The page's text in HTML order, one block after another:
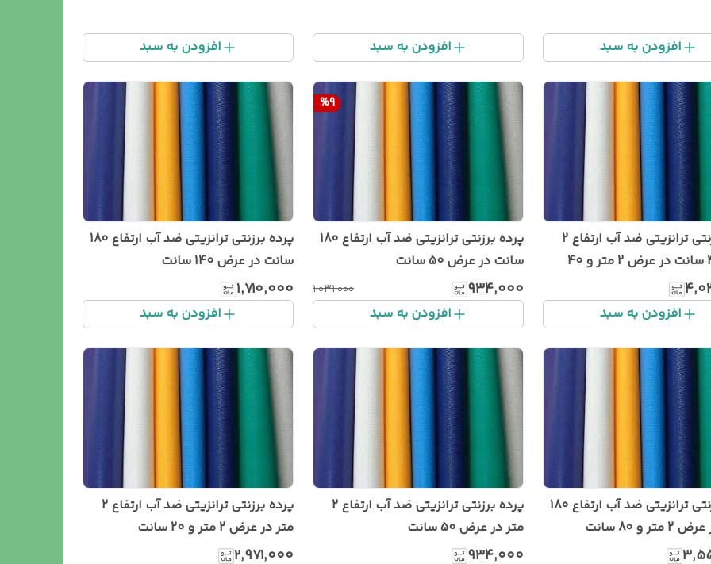
افزودن به سبد افزودن به سبد افزودن به سبد
پرده برزنتی ترانزیتی ضد آب ارتفاع 2
متر و 40 سانت در عرض 2 متر و 40
افزودن به سبد
%9
پرده برزنتی ترانزیتی ضد آب ارتفاع 180
سانت در عرض 50 سانت
۹۳۴٬۰۰۰ ۱٬۰۳۱٬۰۰۰
افزودن به سبد
پرده برزنتی ترانزیتی ضد آب ارتفاع 180
سانت در عرض 140 سانت
۱٬۷۱۰٬۰۰۰
افزودن به سبد
پرده برزنتی ترانزیتی ضد آب ارتفاع 180
و 80 سانت
پرده برزنتی ترانزیتی ضد آب ارتفاع 2
متر در عرض 50 سانت
۹۳۴٬۰۰۰
پرده برزنتی ترانزیتی ضد آب ارتفاع 2
متر در عرض 2 متر و 20 سانت
۲٬۹۷۱٬۰۰۰